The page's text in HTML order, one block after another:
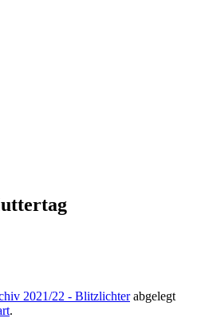
Blumau
2021/22 - Blitzlichterabgelegt
.